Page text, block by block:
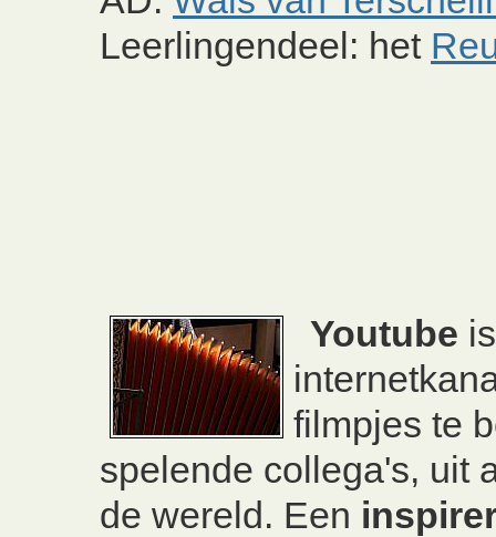
Leerlingendeel: het
Youtube
filmpjes te
spelende collega's, uit
de wereld. Een